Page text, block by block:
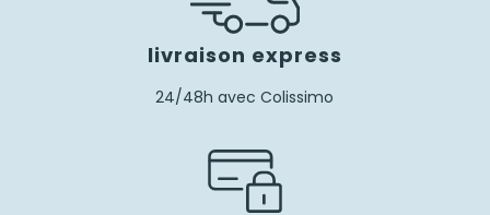
livraison express
24/48h avec Colissimo